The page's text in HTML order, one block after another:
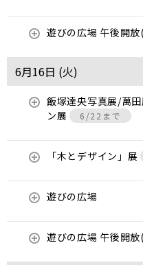
遊びの広場 午後開
6月16日 (火)
飯塚達央写真展/萬
ン展
6/22まで
「木とデザイン」展
遊びの広場
遊びの広場 午後開